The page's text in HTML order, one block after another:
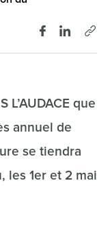
L’AUDACE que
annuel de
se tiendra
les 1er et 2 mai